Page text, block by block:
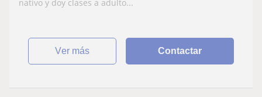
nativo y doy clases a adulto...
ver más Contactar